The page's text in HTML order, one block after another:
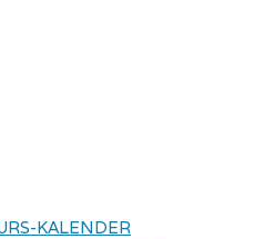
KALENDER